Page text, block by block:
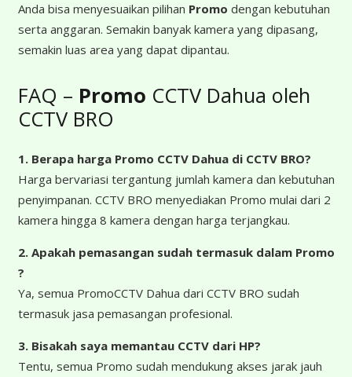
Anda bisa menyesuaikan pilihan Promo dengan kebutuhan
serta anggaran. Semakin banyak kamera yang dipasang,
semakin luas area yang dapat dipantau.
FAQ – Promo CCTV Dahua oleh
CCTV BRO
1. Berapa harga Promo CCTV Dahua di CCTV BRO?
Harga bervariasi tergantung jumlah kamera dan kebutuhan
penyimpanan. CCTV BRO menyediakan Promo mulai dari 2
kamera hingga 8 kamera dengan harga terjangkau.
2. Apakah pemasangan sudah termasuk dalam Promo
?
Ya, semua PromoCCTV Dahua dari CCTV BRO sudah
termasuk jasa pemasangan profesional.
3. Bisakah saya memantau CCTV dari HP?
Tentu, semua Promo sudah mendukung akses jarak jauh